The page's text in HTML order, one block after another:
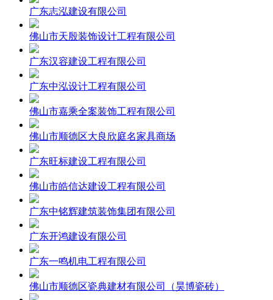
广东志泓建设有限公司
佛山市天殷装饰设计工程有限公司
广东汉容建设工程有限公司
广东中泓设计工程有限公司
佛山市嘉乘全案装饰工程有限公司
佛山市顺德区大良欣庭名家具商场
广东旺标建设工程有限公司
佛山市皓信达建设工程有限公司
广东中铭辉建筑装饰集团有限公司
广东开鸿建设有限公司
广东一鸣机电工程有限公司
佛山市顺德区瓷典建材有限公司（昊博瓷砖）